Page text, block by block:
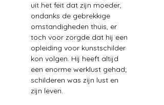
uit het feit dat zijn moeder,
ondanks de gebrekkige
omstandigheden thuis, er
toch voor zorgde dat hij een
opleiding voor kunstschilder
kon volgen. Hij heeft altijd
een enorme werklust gehad;
schilderen was zijn lust en
zijn leven.